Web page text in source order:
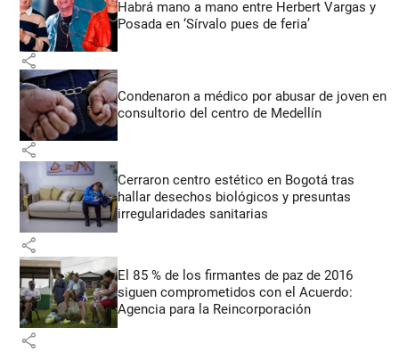
Habrá mano a mano entre Herbert Vargas y
Posada en ‘Sírvalo pues de feria’
share
Condenaron a médico por abusar de joven en
consultorio del centro de Medellín
share
Cerraron centro estético en Bogotá tras
hallar desechos biológicos y presuntas
irregularidades sanitarias
share
El 85 % de los firmantes de paz de 2016
siguen comprometidos con el Acuerdo:
Agencia para la Reincorporación
share